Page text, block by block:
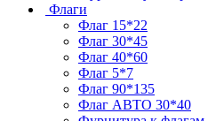
Флаги
Флаг 15*22
Флаг 30*45
Флаг 40*60
Флаг 5*7
Флаг 90*135
Флаг АВТО 30*40